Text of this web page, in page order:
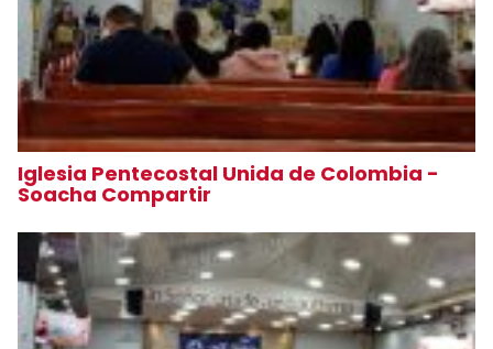
Iglesia Pentecostal Unida de Colombia -
Soacha Compartir